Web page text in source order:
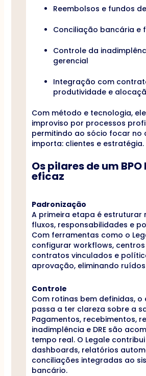
Reembolsos e fundos
Conciliação bancária e
Controle da
gerencial
Integração com
produtividade e
Com método e tecnologia,
improviso por processos
permitindo ao sócio focar no
importa: clientes e estratégia.
Os pilares de um
eficaz
Padronização
A primeira etapa é estruturar
fluxos, responsabilidades e
Com ferramentas como o
configurar workflows,
contratos vinculados e
aprovação, eliminando
Controle
Com rotinas bem definidas, o
passa a ter clareza sobre a
Pagamentos, recebimentos,
inadimplência e DRE são
tempo real. O Legale
dashboards, relatórios
conciliações integradas ao
bancário.